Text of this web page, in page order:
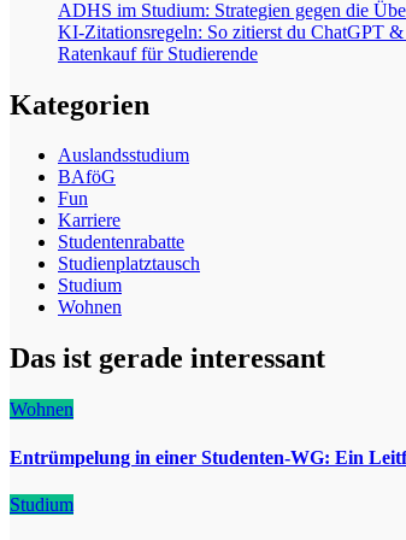
ADHS im Studium: Strategien gegen die
KI-Zitationsregeln: So zitierst du ChatGPT
Ratenkauf für Studierende
Kategorien
Auslandsstudium
BAföG
Fun
Karriere
Studentenrabatte
Studienplatztausch
Studium
Wohnen
Das ist gerade interessant
Wohnen
Entrümpelung in einer Studenten-WG: Ein
Studium